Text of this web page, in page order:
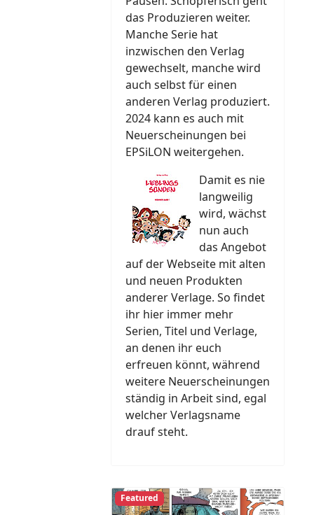
das Produzieren weiter.
Manche Serie hat
inzwischen den Verlag
gewechselt, manche wird
auch selbst für einen
anderen Verlag produziert.
2024 kann es auch mit
Neuerscheinungen bei
EPSiLON weitergehen.
Damit es nie
langweilig
wird, wächst
nun auch
das Angebot
auf der Webseite mit alten
und neuen Produkten
anderer Verlage. So findet
ihr hier immer mehr
Serien, Titel und Verlage,
an denen ihr euch
erfreuen könnt, während
weitere Neuerscheinungen
ständig in Arbeit sind, egal
welcher Verlagsname
drauf steht.
Featured